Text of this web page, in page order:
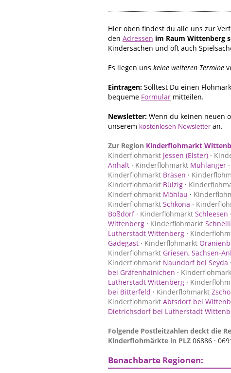
Hier oben findest du alle uns zur
den Adressen im Raum Wittenberg
Kindersachen und oft auch
Es liegen uns keine weiteren Termine
Eintragen: Solltest Du einen
bequeme Formular mitteilen.
Newsletter: Wenn du keinen neuen
unserem kostenlosen Newsletter an.
Zur Region Kinderflohmarkt
Kinderflohmarkt Jessen (Elster) ·
Anhalt · Kinderflohmarkt Mühlanger ·
Kinderflohmarkt Bräsen ·
Kinderflohmarkt Bülzig ·
Kinderflohmarkt Möhlau ·
Kinderflohmarkt Schköna ·
Boßdorf· Kinderflohmarkt Schleesen ·
Wittenberg · Kinderflohmarkt
Lutherstadt Wittenberg ·
Gadegast · Kinderflohmarkt
Kinderflohmarkt Griesen, Sachsen-
Kinderflohmarkt Naundorf bei Seyda ·
bei Gräfenhainichen ·
Lutherstadt Wittenberg ·
bei Bitterfeld · Kinderflohmarkt
Kinderflohmarkt Abtsdorf bei
Dietrichsdorf bei Lutherstadt
Folgende Postleitzahlen deckt die
Kinderflohmärkte in PLZ 06886 ·
Benachbarte Regionen: